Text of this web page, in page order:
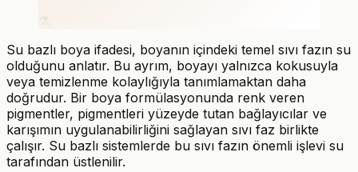
Su bazlı boya ifadesi, boyanın içindeki temel sıvı fazın su
olduğunu anlatır. Bu ayrım, boyayı yalnızca kokusuyla
veya temizlenme kolaylığıyla tanımlamaktan daha
doğrudur. Bir boya formülasyonunda renk veren
pigmentler, pigmentleri yüzeyde tutan bağlayıcılar ve
karışımın uygulanabilirliğini sağlayan sıvı faz birlikte
çalışır. Su bazlı sistemlerde bu sıvı fazın önemli işlevi su
tarafından üstlenilir.